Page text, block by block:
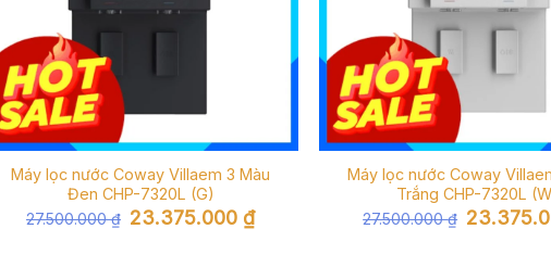
Máy lọc nước Coway Villaem 3 Màu
Đen CHP-7320L (G)
27.500.000₫ Giá
gốc
23.375.000 ₫Giá
hiện
Máy lọc nước Coway
Trắng CHP-7320L
27.500.000₫ Giá
gốc